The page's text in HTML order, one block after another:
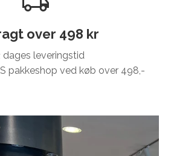
over 498 kr
dages leveringstid
pakkeshop ved køb over 498,-